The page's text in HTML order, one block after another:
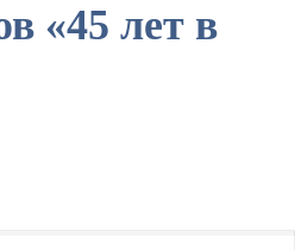
«45 лет в